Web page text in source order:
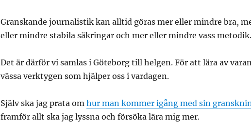
Granskande journalistik kan alltid göras mer eller mindre bra,
eller mindre stabila säkringar och mer eller mindre vass metodik.
Det är därför vi samlas i Göteborg till helgen. För att lära av
vässa verktygen som hjälper oss i vardagen.
Själv ska jag prata om hur man kommer igång med sin
framför allt ska jag lyssna och försöka lära mig mer.